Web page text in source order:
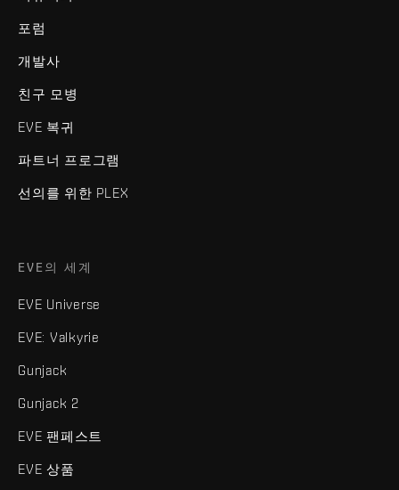
포럼
개발사
친구 모병
EVE 복귀
파트너 프로그램
선의를 위한 PLEX
EVE의 세계
EVE Universe
EVE: Valkyrie
Gunjack
Gunjack 2
EVE 팬페스트
EVE 상품